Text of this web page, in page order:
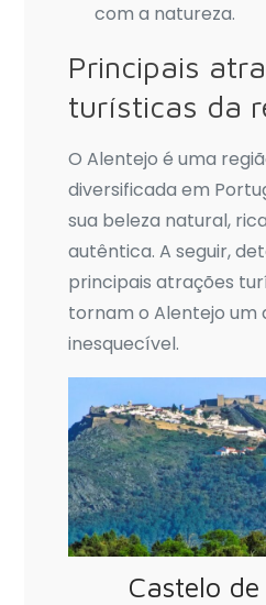
com a natureza.
Principais
turísticas da
O Alentejo é uma
diversificada em
sua beleza natural,
autêntica. A seguir,
principais atrações
tornam o Alentejo um
inesquecível.
Castelo